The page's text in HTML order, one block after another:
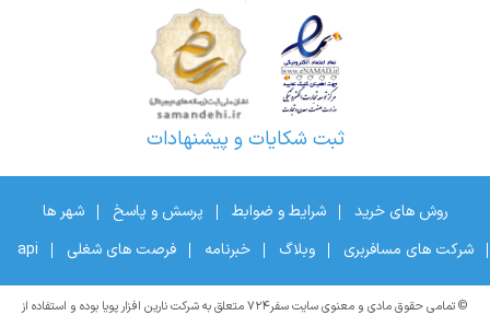
ثبت شکایات و پیشنهادات
روش های خرید شرایط و ضوابط پرسش و پاسخ
شهر ها
شرکت های مسافربری
وبلاگ خبرنامه فرصت های شغلی api
© تمامی حقوق مادی و معنوی سایت سفر۷۲۴ متعلق به شرکت نارین افزار پویا بوده و استفاده از